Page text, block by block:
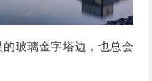
玻璃金字塔边，也总会